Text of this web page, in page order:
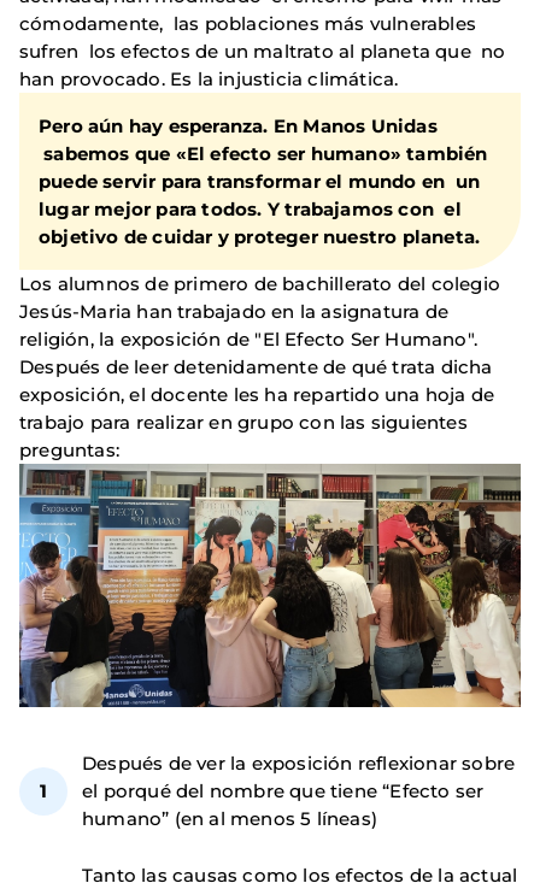
cómodamente, las poblaciones más vulnerables
sufren los efectos de un maltrato al planeta que no
han provocado. Es la injusticia climática.
Pero aún hay esperanza. En Manos Unidas
sabemos que «El efecto ser humano» también
puede servir para transformar el mundo en un
lugar mejor para todos. Y trabajamos con el
objetivo de cuidar y proteger nuestro planeta.
Los alumnos de primero de bachillerato del colegio
Jesús-Maria han trabajado en la asignatura de
religión, la exposición de "El Efecto Ser Humano".
Después de leer detenidamente de qué trata dicha
exposición, el docente les ha repartido una hoja de
trabajo para realizar en grupo con las siguientes
preguntas:
Después de ver la exposición reflexionar sobre
el porqué del nombre que tiene “Efecto ser
humano” (en al menos 5 líneas)
Tanto las causas como los efectos de la actual